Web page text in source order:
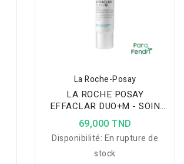
La Roche-Posay
LA ROCHE POSAY
EFFACLAR DUO+M - SOIN
TRIPLE CORRECTION ANTI-
IMPERFECTIONS 40ML
69,000 TND
Disponibilité: En rupture de
stock